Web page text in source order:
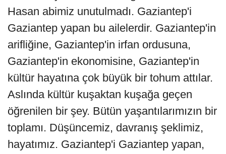
Hasan abimiz unutulmadı. Gaziantep'i
Gaziantep yapan bu ailelerdir. Gaziantep'in
arifliğine, Gaziantep'in irfan ordusuna,
Gaziantep'in ekonomisine, Gaziantep'in
kültür hayatına çok büyük bir tohum attılar.
Aslında kültür kuşaktan kuşağa geçen
öğrenilen bir şey. Bütün yaşantılarımızın bir
toplamı. Düşüncemiz, davranış şeklimiz,
hayatımız. Gaziantep'i Gaziantep yapan,